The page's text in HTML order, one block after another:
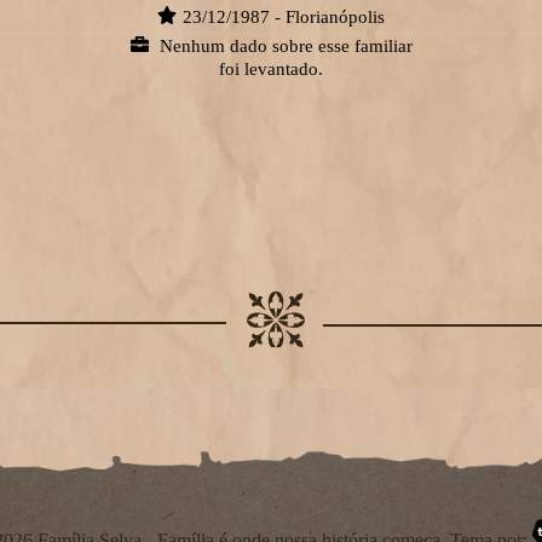
23/12/1987 - Florianópolis
Nenhum dado sobre esse familiar
foi levantado.